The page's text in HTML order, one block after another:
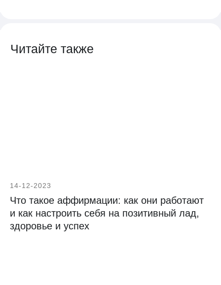
14-12-2023
Что такое аффирмации: как они работают
и как настроить себя на позитивный лад,
здоровье и успех